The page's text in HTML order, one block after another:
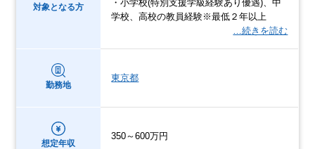
対象となる方
・小学校(特別支援学級経験あり優遇)、中
学校、高校の教員経験※最低２年以上
…続きを読む
勤務地
東京都
想定年収
350～600万円